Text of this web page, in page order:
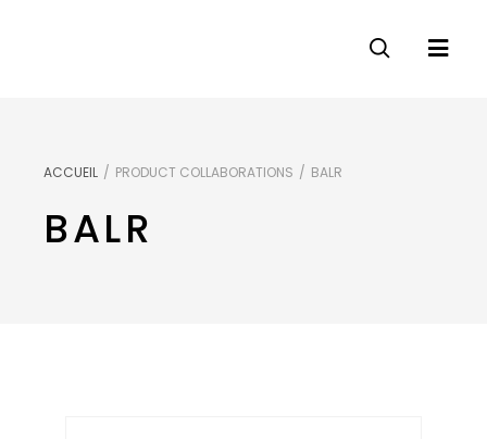
ACCUEIL / PRODUCT COLLABORATIONS / BALR
BALR